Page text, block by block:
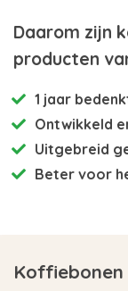
Daarom zijn
producten
1 jaar
Ontwikkeld
Uitgebreid
Beter voor
Koffiebonen